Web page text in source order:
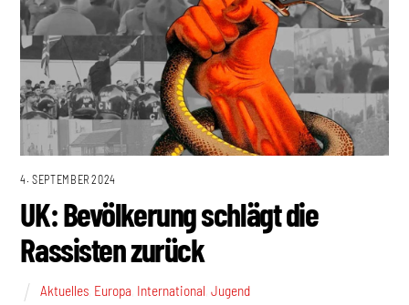
4. SEPTEMBER 2024
UK: Bevölkerung schlägt die
Rassisten zurück
Aktuelles Europa International ,Jugend